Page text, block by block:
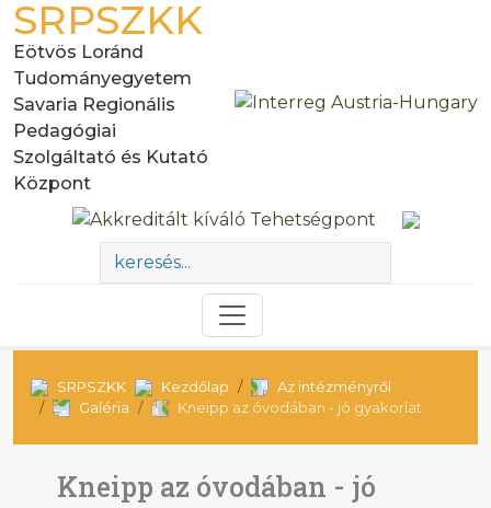
SRPSZKK
Eötvös Loránd
Tudományegyetem
Savaria Regionális
Pedagógiai
Szolgáltató és Kutató
Központ
SRPSZKK Kezdőlap
Az intézményről
Galéria
Kneipp az óvodában - jó gyakorlat
Kneipp az óvodában - jó